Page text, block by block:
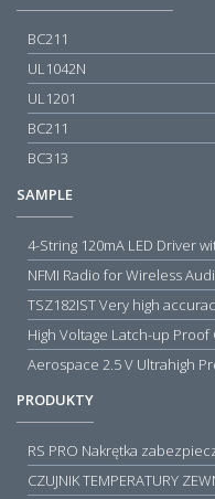
BC211
UL1042N
UL1201
BC211
BC313
SAMPLE
4-String 120mA LED Driver
NFMI Radio for Wireless
High Voltage Latch-up Proof
Aerospace 2.5 V Ultrahigh
PRODUKTY
CZUJNIK TEMPERATURY